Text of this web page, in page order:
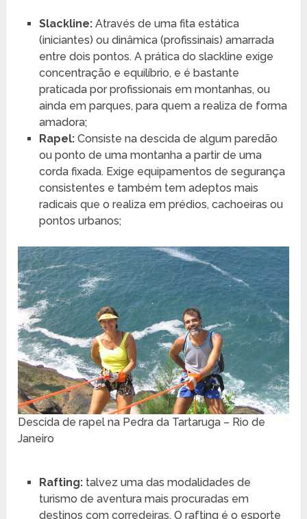
Slackline:Através de uma fita estática
(iniciantes) ou dinâmica (profissinais) amarrada
entre dois pontos. A prática do slackline exige
concentração e equilíbrio, e é bastante
praticada por profissionais em montanhas, ou
ainda em parques, para quem a realiza de forma
amadora;
Rapel:Consiste na descida de algum paredão
ou ponto de uma montanha a partir de uma
corda fixada. Exige equipamentos de segurança
consistentes e também tem adeptos mais
radicais que o realiza em prédios, cachoeiras ou
pontos urbanos;
Descida de rapel na Pedra da Tartaruga – Rio de
Janeiro
Rafting:talvez uma das modalidades de
turismo de aventura mais procuradas em
destinos com corredeiras. O rafting é o esporte